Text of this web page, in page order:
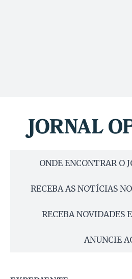
ONDE ENCONTRAR O
RECEBA AS NOTÍCIAS
RECEBA NOVIDADES
ANUNCIE